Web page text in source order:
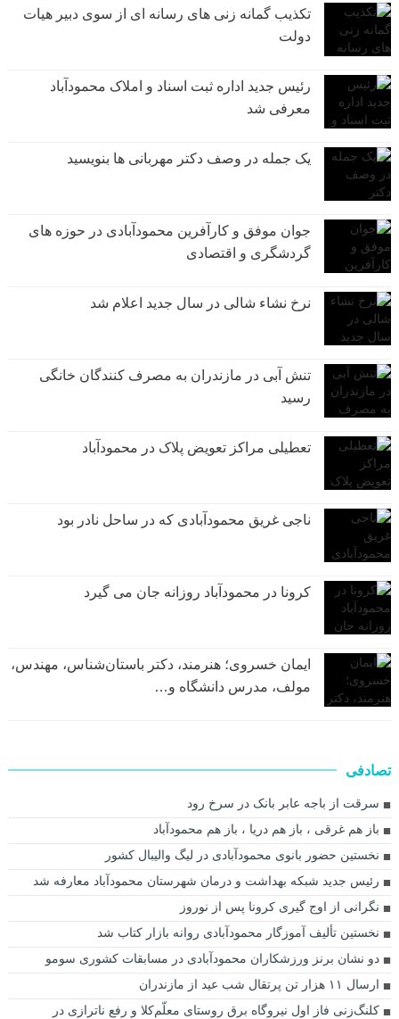
تکذیب گمانه زنی های رسانه ای از سوی دبیر هیات
دولت
رئیس جدید اداره ثبت اسناد و املاک محمودآباد
معرفی شد
یک جمله در وصف دکتر مهربانی ها بنویسید
جوان موفق و کارآفرین محمودآبادی در حوزه های
گردشگری و اقتصادی
نرخ نشاء شالی در سال جدید اعلام شد
تنش آبی در مازندران به مصرف كنندگان خانگی
رسيد
تعطیلی مراکز تعویض پلاک در محمودآباد
ناجی غریق محمودآبادی که در ساحل نادر بود
کرونا در محمودآباد روزانه جان می گیرد
ایمان خسروی؛ هنرمند، دکتر باستان‌شناس، مهندس،
مولف، مدرس دانشگاه و…
تصادفی
سرقت از باجه عابر بانک در سرخ رود
باز هم غرقی ، باز هم دریا ، باز هم محمودآباد
نخستین حضور بانوی محمودآبادی در لیگ والیبال کشور
رئیس جدید شبکه بهداشت و درمان شهرستان محمودآباد معارفه شد
نگرانی از اوج گیری کرونا پس از نوروز
نخستین تألیف آموزگار محمودآبادی روانه بازار کتاب شد
دو‌ نشان برنز ورزشکاران محمودآبادی در مسابقات کشوری سومو
ارسال ۱۱ هزار تن پرتقال شب عید از مازندران
کلنگ‌زنی فاز اول نیروگاه برق روستای معلّم‌کلا و رفع ناترازی در